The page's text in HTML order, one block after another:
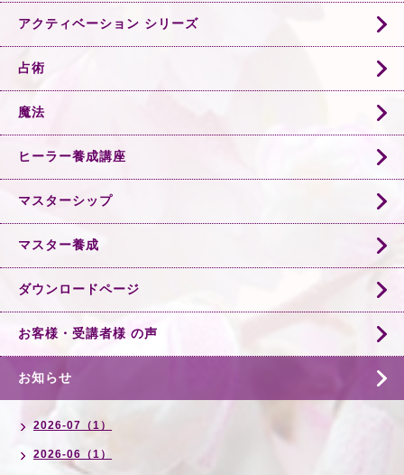
アクティベーション シリーズ
占術
魔法
ヒーラー養成講座
マスターシップ
マスター養成
ダウンロードページ
お客様・受講者様 の声
お知らせ
2026-07（1）
2026-06（1）